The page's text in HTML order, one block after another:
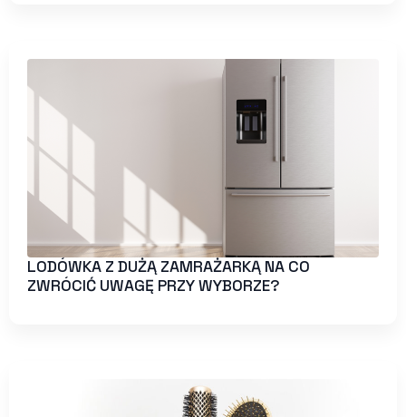
LODÓWKA Z DUŻĄ ZAMRAŻARKĄ NA CO
ZWRÓCIĆ UWAGĘ PRZY WYBORZE?